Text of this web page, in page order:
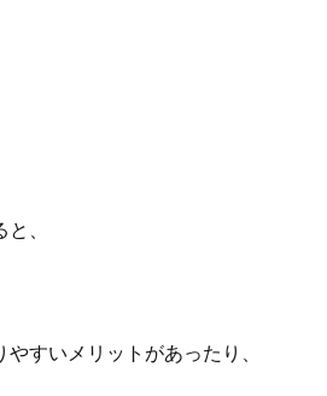
、
すいメリットがあったり、